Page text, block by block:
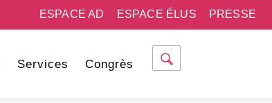
PRESSE
ESPACE ÉLUS
ESPACE AD
Services Congrès